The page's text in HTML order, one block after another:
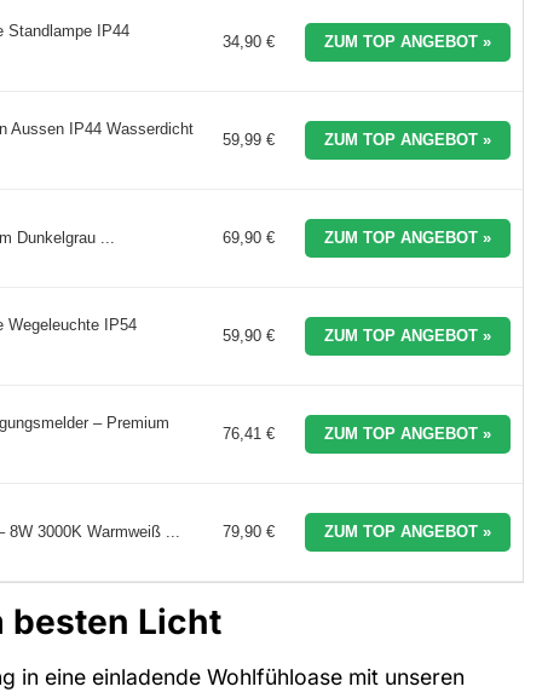
Standlampe IP44
34,90 € ZUM TOP ANGEBOT »
Aussen IP44 Wasserdicht
59,99 € ZUM TOP ANGEBOT »
Dunkelgrau ... 69,90 € ZUM TOP ANGEBOT »
Wegeleuchte IP54
59,90 € ZUM TOP ANGEBOT »
– Premium
76,41 € ZUM TOP ANGEBOT »
8W 3000K Warmweiß ... 79,90 € ZUM TOP ANGEBOT »
besten Licht
in eine einladende Wohlfühloase mit unseren